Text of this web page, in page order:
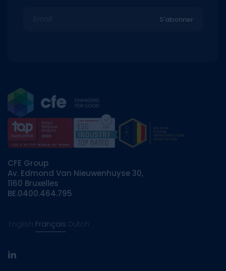
S'abonner
CFE Group
Av. Edmond Van Nieuwenhuyse 30,
1160 Bruxelles
BE.0400.464.795
English Français Dutch
linkedin